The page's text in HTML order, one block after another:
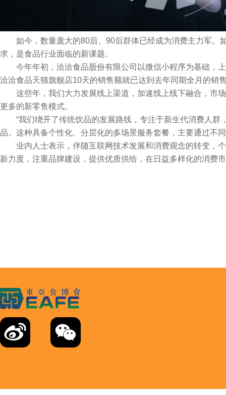
如今，数量庞大的80后、90后群体已经成为消费主力军
求，是食品行业面临的新课题。
今年年初，洽洽食品股份有限公司以微信小程序为基础，
洽洽食品天猫旗舰店10天的销售额就已达到去年同期全月的销
这些年，我们大力发展线上渠道，加速线上线下融合，市
更多的新零售模式。
“我们绕开了传统饮品的发展路线，专注于新生代消费人
品。这种具备个性化、分层化的多场景服务套餐，主要通过不
业内人士表示，伴随互联网技术发展和消费观念的转变，
新力度，注重品牌建设，提供优质供给，在日益多样化的消费